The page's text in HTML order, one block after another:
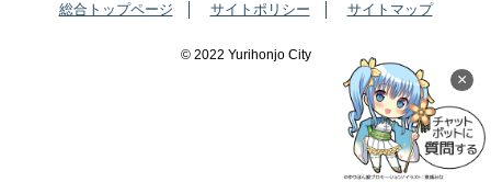
×
総合トップページ サイトポリシー サイトマップ
©️ 2022 Yurihonjo City